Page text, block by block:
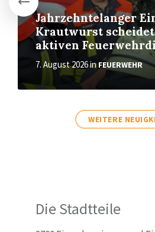
Jahrzehntelanger
Krautwurst scheidet
aktiven
7. August 2026inFEUERWEHR
WEITERE
Sitemap
Die Stadtteile